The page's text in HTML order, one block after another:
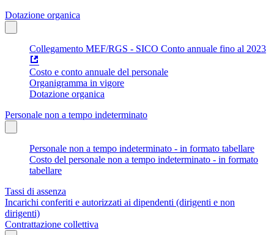
Dotazione organica
Collegamento MEF/RGS - SICO Conto annuale fino al 2023
Costo e conto annuale del personale
Organigramma in vigore
Dotazione organica
Personale non a tempo indeterminato
Personale non a tempo indeterminato - in formato tabellare
Costo del personale non a tempo indeterminato - in formato
tabellare
Tassi di assenza
Incarichi conferiti e autorizzati ai dipendenti (dirigenti e non
dirigenti)
Contrattazione collettiva